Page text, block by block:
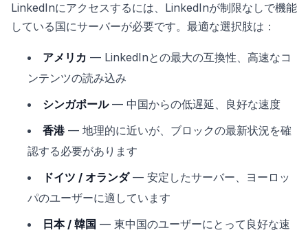
LinkedInにアクセスするには、LinkedInが制限なしで機能
している国にサーバーが必要です。最適な選択肢は：
アメリカ — LinkedInとの最大の互換性、高速なコ
ンテンツの読み込み
シンガポール— 中国からの低遅延、良好な速度
香港— 地理的に近いが、ブロックの最新状況を確
認する必要があります
ドイツ / オランダ— 安定したサーバー、ヨーロッ
パのユーザーに適しています
日本 / 韓国 — 東中国のユーザーにとって良好な速